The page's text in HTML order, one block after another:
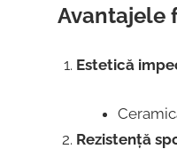
Avantajele
Estetică
Rezistență